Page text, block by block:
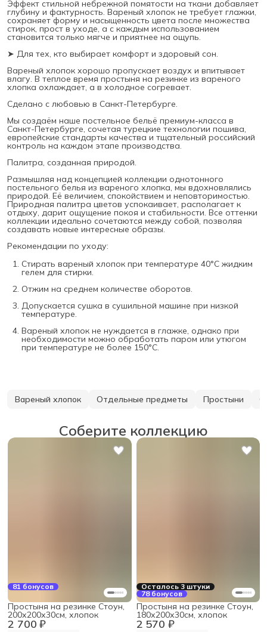
Эффект стильной небрежной помятости на ткани добавляет
глубину и фактурность. Вареный хлопок не требует глажки,
сохраняет форму и насыщенность цвета после множества
стирок, прост в уходе, а с каждым использованием
становится только мягче и приятнее на ощупь.
➤ Для тех, кто выбирает комфорт и здоровый сон.
Вареный хлопок хорошо пропускает воздух и впитывает
влагу. В теплое время простыня на резинке из вареного
хлопка охлаждает, а в холодное согревает.
Сделано с любовью в Санкт-Петербурге.
Мы создаём наше постельное бельё премиум-класса в
Санкт-Петербурге, сочетая турецкие технологии пошива,
европейские стандарты качества и тщательный российский
контроль на каждом этапе производства.
Палитра, созданная природой.
Размышляя над концепцией коллекции однотонного
постельного белья из вареного хлопка, мы вдохновлялись
природой. Её величием, спокойствием и неповторимостью.
Природная палитра цветов успокаивает, располагает к
отдыху, дарит ощущение покоя и стабильности. Все оттенки
коллекции идеально сочетаются между собой, позволяя
создавать новые интересные образы.
Рекомендации по уходу:
Стирать вареный хлопок при температуре 40°С жидким
гелем для стирки.
Отжим на среднем количестве оборотов.
Допускается сушка в сушильной машине при низкой
температуре.
Вареный хлопок не нуждается в глажке, однако при
необходимости можно обработать паром или утюгом
при температуре не более 150°С.
Вареный хлопок Отдельные предметы Простыни
Соберите коллекцию
81 бонусов
2 700 ₽
Простыня на резинке Стоун,
200х200х30см, хлопок
Осталось 3 штуки
78 бонусов
2 570 ₽
Простыня на резинке Стоун,
180х200х30см, хлопок